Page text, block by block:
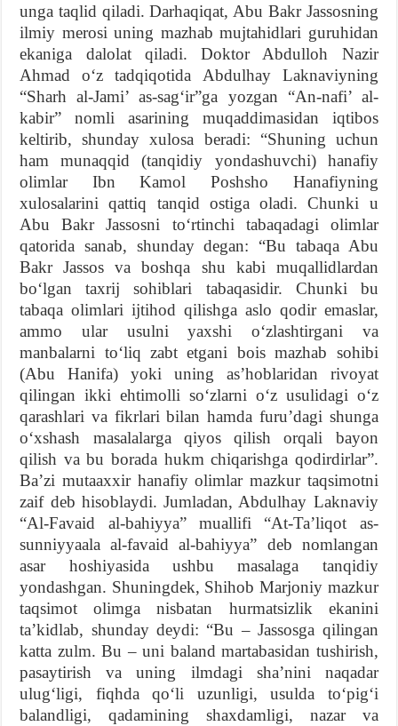
unga taqlid qiladi. Darhaqiqat, Abu Bakr Jassosning
ilmiy merosi uning mazhab mujtahidlari guruhidan
ekaniga dalolat qiladi. Doktor Abdulloh Nazir
Ahmad o‘z tadqiqotida Abdulhay Laknaviyning
“Sharh al-Jami’ as-sag‘ir”ga yozgan “An-nafi’ al-
kabir” nomli asarining muqaddimasidan iqtibos
keltirib, shunday xulosa beradi: “Shuning uchun
ham munaqqid (tanqidiy yondashuvchi) hanafiy
olimlar Ibn Kamol Poshsho Hanafiyning
xulosalarini qattiq tanqid ostiga oladi. Chunki u
Abu Bakr Jassosni to‘rtinchi tabaqadagi olimlar
qatorida sanab, shunday degan: “Bu tabaqa Abu
Bakr Jassos va boshqa shu kabi muqallidlardan
bo‘lgan taxrij sohiblari tabaqasidir. Chunki bu
tabaqa olimlari ijtihod qilishga aslo qodir emaslar,
ammo ular usulni yaxshi o‘zlashtirgani va
manbalarni to‘liq zabt etgani bois mazhab sohibi
(Abu Hanifa) yoki uning as’hoblaridan rivoyat
qilingan ikki ehtimolli so‘zlarni o‘z usulidagi o‘z
qarashlari va fikrlari bilan hamda furu’dagi shunga
o‘xshash masalalarga qiyos qilish orqali bayon
qilish va bu borada hukm chiqarishga qodirdirlar”.
Ba’zi mutaaxxir hanafiy olimlar mazkur taqsimotni
zaif deb hisoblaydi. Jumladan, Abdulhay Laknaviy
“Al-Favaid al-bahiyya” muallifi “At-Ta’liqot as-
sunniyyaala al-favaid al-bahiyya” deb nomlangan
asar hoshiyasida ushbu masalaga tanqidiy
yondashgan. Shuningdek, Shihob Marjoniy mazkur
taqsimot olimga nisbatan hurmatsizlik ekanini
ta’kidlab, shunday deydi: “Bu – Jassosga qilingan
katta zulm. Bu – uni baland martabasidan tushirish,
pasaytirish va uning ilmdagi sha’nini naqadar
ulug‘ligi, fiqhda qo‘li uzunligi, usulda to‘pig‘i
balandligi, qadamining shaxdamligi, nazar va